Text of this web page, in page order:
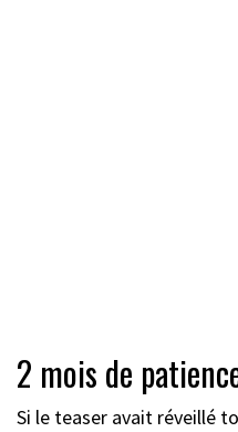
2 mois de
Si le teaser avait réveillé